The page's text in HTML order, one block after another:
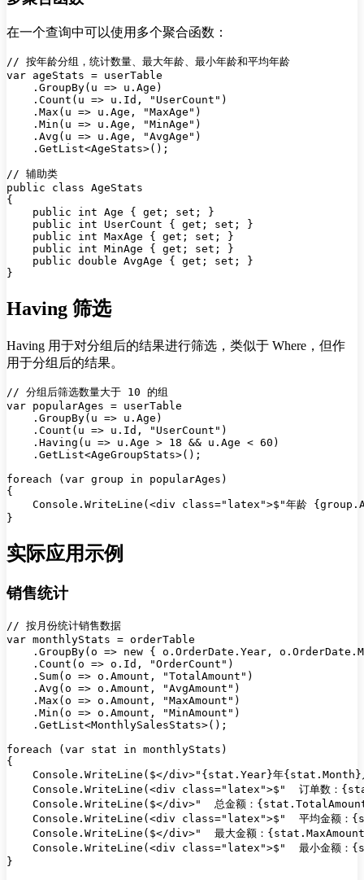
在一个查询中可以使用多个聚合函数：
// 按年龄分组，统计数量、最大年龄、最小年龄和平均年龄
var ageStats = userTable
    .GroupBy(u => u.Age)
    .Count(u => u.Id, "UserCount")
    .Max(u => u.Age, "MaxAge")
    .Min(u => u.Age, "MinAge")
    .Avg(u => u.Age, "AvgAge")
    .GetList<AgeStats>();
// 辅助类
public class AgeStats
{
    public int Age { get; set; }
    public int UserCount { get; set; }
    public int MaxAge { get; set; }
    public int MinAge { get; set; }
    public double AvgAge { get; set; }
Having 筛选
Having 用于对分组后的结果进行筛选，类似于 Where，但作
用于分组后的结果。
// 分组后筛选数量大于 10 的组
var popularAges = userTable
    .GroupBy(u => u.Age)
    .Count(u => u.Id, "UserCount")
    .Having(u => u.Age > 18 && u.Age < 60)
    .GetList<AgeGroupStats>();
foreach (var group in popularAges)
{
Console.WriteLine(<div class="latex">$"年龄
实际应用示例
销售统计
// 按月份统计销售数据
var monthlyStats = orderTable
.GroupBy(o => new { o.OrderDate.Year,
    .Count(o => o.Id, "OrderCount")
    .Sum(o => o.Amount, "TotalAmount")
    .Avg(o => o.Amount, "AvgAmount")
    .Max(o => o.Amount, "MaxAmount")
    .Min(o => o.Amount, "MinAmount")
    .GetList<MonthlySalesStats>();
foreach (var stat in monthlyStats)
{
Console.WriteLine($</div>"{stat.Year}年{stat.Month}
Console.WriteLine(<div class="latex">$"  订单数：
Console.WriteLine($</div>"  总金额：
Console.WriteLine(<div class="latex">$"  平均金额：
Console.WriteLine($</div>"  最大金额：
Console.WriteLine(<div class="latex">$"  最小金额：
}